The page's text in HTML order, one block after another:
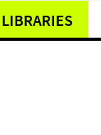
LIBRARIES